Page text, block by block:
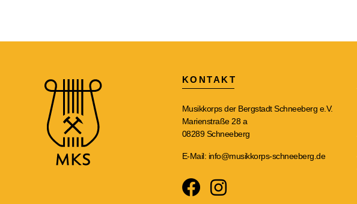
KONTAKT
Musikkorps der Bergstadt Schneeberg e.V.
Marienstraße 28 a
08289 Schneeberg
E-Mail: info@musikkorps-schneeberg.de